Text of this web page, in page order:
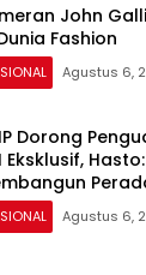
John
Fashion
Agustus 6,
Dorong
Eksklusif,
Agustus 6,